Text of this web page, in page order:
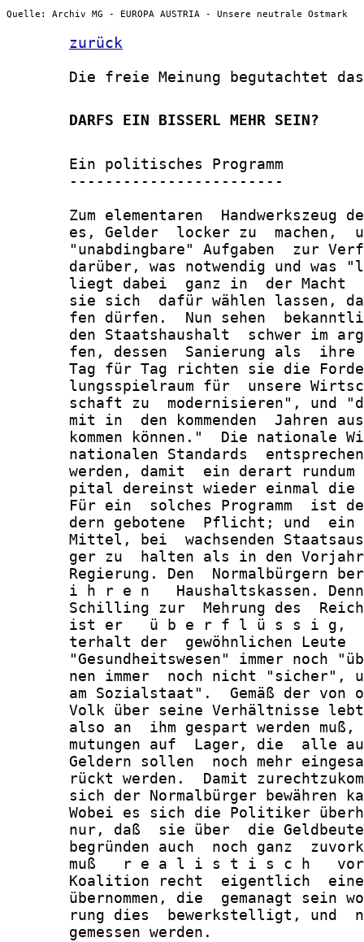
Quelle: Archiv MG - EUROPA AUSTRIA - Unsere neutrale Ostmark
zurück
Die freie Meinung begutachtet
       DARFS EIN BISSERL MEHR SEIN?
       Ein politisches Programm
       ------------------------
Zum elementaren  Handwerkszeug
es, Gelder  locker zu  machen,
"unabdingbare" Aufgaben  zur
darüber, was notwendig und was
liegt dabei  ganz in  der Macht
sie sich  dafür wählen lassen,
fen dürfen.  Nun sehen
den Staatshaushalt  schwer im
fen, dessen  Sanierung als
Tag für Tag richten sie die
lungsspielraum für  unsere
schaft zu  modernisieren", und
mit in  den kommenden  Jahren
kommen können."  Die nationale
nationalen Standards
werden, damit  ein derart
pital dereinst wieder einmal
Für ein  solches Programm  ist
dern gebotene  Pflicht; und
Mittel, bei  wachsenden
ger zu  halten als in den
Regierung. Den  Normalbürgern
i h r e n   Haushaltskassen.
Schilling zur  Mehrung des
ist er   ü b e r f l ü s s i g,
terhalt der  gewöhnlichen Leute
"Gesundheitswesen" immer noch
nen immer  noch nicht "sicher",
am Sozialstaat".  Gemäß der von
Volk über seine Verhältnisse
also an  ihm gespart werden
mutungen auf  Lager, die  alle
Geldern sollen  noch mehr
rückt werden.  Damit
sich der Normalbürger bewähren
Wobei es sich die Politiker
nur, daß  sie über  die
begründen auch  noch ganz
muß   r e a l i s t i s c h
Koalition recht  eigentlich
übernommen, die  gemanagt sein
rung dies  bewerkstelligt, und
       gemessen werden.